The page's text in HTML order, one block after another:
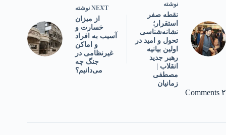
نوشته
نقطه صفر
استقرار؛
نشانه‌شناسی
تحول و امید در
اولین بیانیه
رهبر جدید
انقلاب |
مصطفی
زمانیان
NEXT نوشته
از میزان
خسارت و
آسیب به افراد
و اماکن
غیرنظامی در
جنگ چه
می‌دانیم؟
۲ Comments